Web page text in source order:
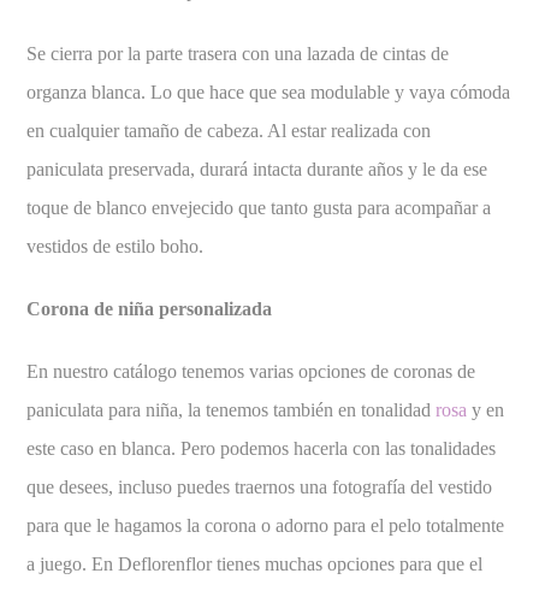
Se cierra por la parte trasera con una lazada de cintas de
organza blanca. Lo que hace que sea modulable y vaya cómoda
en cualquier tamaño de cabeza. Al estar realizada con
paniculata preservada, durará intacta durante años y le da ese
toque de blanco envejecido que tanto gusta para acompañar a
vestidos de estilo boho.
Corona de niña personalizada
En nuestro catálogo tenemos varias opciones de coronas de
paniculata para niña, la tenemos también en tonalidadrosa y en
este caso en blanca. Pero podemos hacerla con las tonalidades
que desees, incluso puedes traernos una fotografía del vestido
para que le hagamos la corona o adorno para el pelo totalmente
a juego. En Deflorenflor tienes muchas opciones para que el